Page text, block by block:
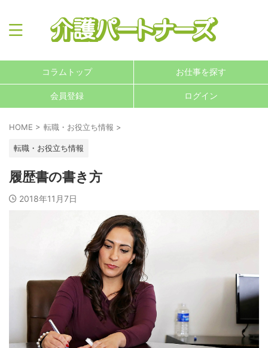
コラムトップ お仕事を探す
会員登録 ログイン
HOME > 転職・お役立ち情報 >
転職・お役立ち情報
履歴書の書き方
2018年11月7日